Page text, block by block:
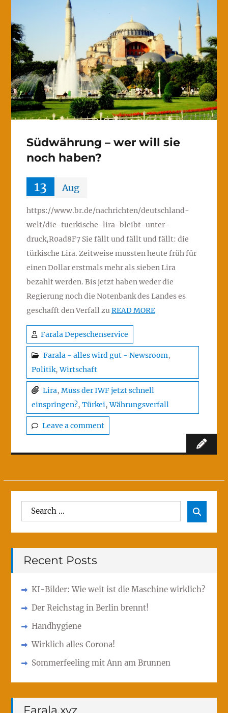
Südwährung – wer will sie
noch haben?
13 Aug
https://www.br.de/nachrichten/deutschland-
welt/die-tuerkische-lira-bleibt-unter-
druck,R0ad8F7 Sie fällt und fällt und fällt: die
türkische Lira. Zeitweise mussten heute früh für
einen Dollar erstmals mehr als sieben Lira
bezahlt werden. Bis jetzt haben weder die
Regierung noch die Notenbank des Landes es
geschafft den Verfall zuREAD MORE
Farala Depeschenservice
Farala - alles wird gut - Newsroom,
Politik,Wirtschaft
Lira, Muss der IWF jetzt schnell
einspringen?, Türkei,Währungsverfall
Leave a comment
Search
for:

Recent Posts
KI-Bilder: Wie weit ist die Maschine wirklich?
Der Reichstag in Berlin brennt!
Handhygiene
Wirklich alles Corona!
Sommerfeeling mit Ann am Brunnen
Farala.xyz